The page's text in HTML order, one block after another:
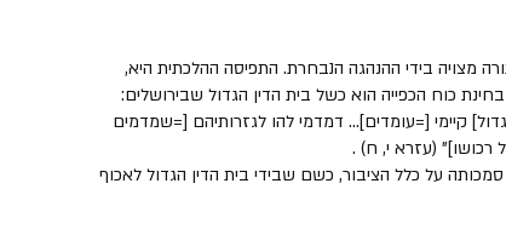
מצויה בידי ההנהגה הנבחרת. התפיסה ההלכתית היא,
כוח הכפייה הוא כשל בית הדין הגדול שבירושלים:
קיימי [=עומדים]... דמדמי להו לגזרותיהם [=שמדמים
רכושו]" (עזרא י, ח) .
על כלל הציבור, כשם שבידי בית הדין הגדול לאכוף